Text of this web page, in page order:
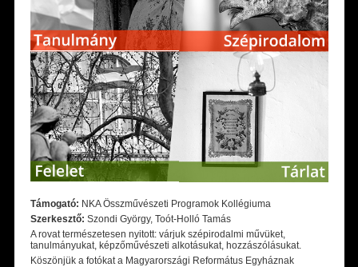
Támogató: NKA Összművészeti Programok Kollégiuma
Szerkesztő: Szondi György, Toót-Holló Tamás
A rovat természetesen nyitott: várjuk szépirodalmi művüket,
tanulmányukat, képzőművészeti alkotásukat, hozzászólásukat.
Köszönjük a fotókat a Magyarországi Református Egyháznak